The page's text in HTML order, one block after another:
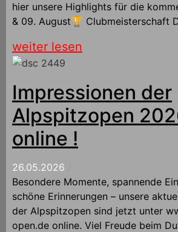
hier unsere Highlights für die
& 09. August🏆 Clubmeisterschaft
weiter lesen
Impressionen der
Alpspitzopen
online !
26.05.2026
Besondere Momente, spannende
schöne Erinnerungen – unsere
der Alpspitzopen sind jetzt unter
open.de online. Viel Freude beim